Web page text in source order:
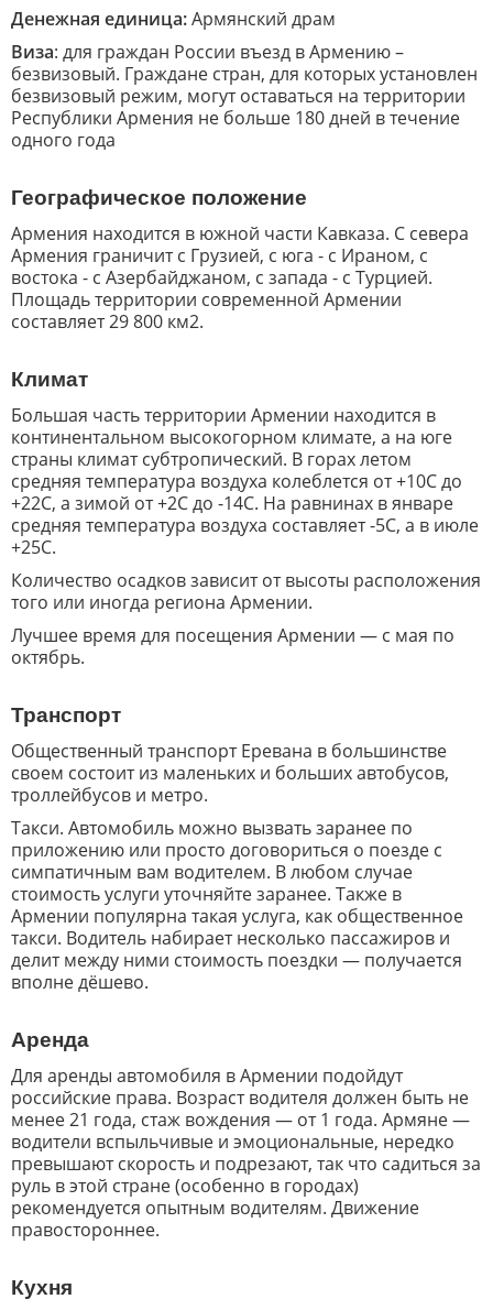
Денежная единица:Армянский драм
Виза: для граждан России въезд в Армению –
безвизовый. Граждане стран, для которых установлен
безвизовый режим, могут оставаться на территории
Республики Армения не больше 180 дней в течение
одного года
Географическое положение
Армения находится в южной части Кавказа. С севера
Армения граничит с Грузией, с юга - с Ираном, с
востока - с Азербайджаном, с запада - с Турцией.
Площадь территории современной Армении
составляет 29 800 км2.
Климат
Большая часть территории Армении находится в
континентальном высокогорном климате, а на юге
страны климат субтропический. В горах летом
средняя температура воздуха колеблется от +10С до
+22С, а зимой от +2С до -14С. На равнинах в январе
средняя температура воздуха составляет -5С, а в июле
+25С.
Количество осадков зависит от высоты расположения
того или иногда региона Армении.
Лучшее время для посещения Армении — с мая по
октябрь.
Транспорт
Общественный транспорт Еревана в большинстве
своем состоит из маленьких и больших автобусов,
троллейбусов и метро.
Такси. Автомобиль можно вызвать заранее по
приложению или просто договориться о поезде с
симпатичным вам водителем. В любом случае
стоимость услуги уточняйте заранее. Также в
Армении популярна такая услуга, как общественное
такси. Водитель набирает несколько пассажиров и
делит между ними стоимость поездки — получается
вполне дёшево.
Аренда
Для аренды автомобиля в Армении подойдут
российские права. Возраст водителя должен быть не
менее 21 года, стаж вождения — от 1 года. Армяне —
водители вспыльчивые и эмоциональные, нередко
превышают скорость и подрезают, так что садиться за
руль в этой стране (особенно в городах)
рекомендуется опытным водителям. Движение
правостороннее.
Кухня